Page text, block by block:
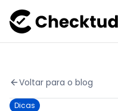
Voltar para o blog
Dicas